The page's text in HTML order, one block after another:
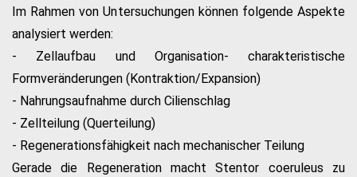
Im Rahmen von Untersuchungen können folgende Aspekte
analysiert werden:
- Zellaufbau und Organisation- charakteristische
Formveränderungen (Kontraktion/Expansion)
- Nahrungsaufnahme durch Cilienschlag
- Zellteilung (Querteilung)
- Regenerationsfähigkeit nach mechanischer Teilung
Gerade die Regeneration macht Stentor coeruleus zu